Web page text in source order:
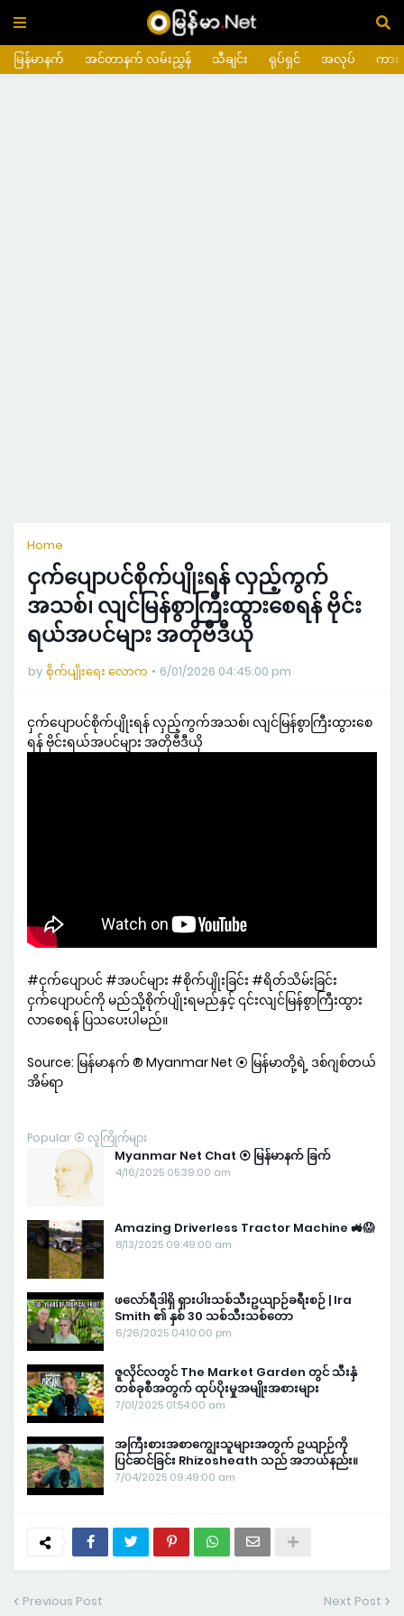
မြန်မာနက် အင်တာနက် လမ်းညွှန် သီချင်း ရုပ်ရှင် အလုပ် ကား
Home
ငှက်ပျောပင်စိုက်ပျိုးရန် လှည့်ကွက်
အသစ်၊ လျင်မြန်စွာကြီးထွားစေရန် ဗိုင်း
ရယ်အပင်များ အတိုဗီဒီယို
by စိုက်ပျိုးရေး လောက 6/01/2026 04:45:00 pm
ငှက်ပျောပင်စိုက်ပျိုးရန် လှည့်ကွက်အသစ်၊ လျင်မြန်စွာကြီးထွားစေ
ရန် ဗိုင်းရယ်အပင်များ အတိုဗီဒီယို
#ငှက်ပျောပင် #အပင်များ #စိုက်ပျိုးခြင်း #ရိတ်သိမ်းခြင်း
ငှက်ပျောပင်ကို မည်သို့စိုက်ပျိုးရမည်နှင့် ၎င်းလျင်မြန်စွာကြီးထွား
လာစေရန် ပြသပေးပါမည်။
Source: မြန်မာနက် ® Myanmar Net ⦿ မြန်မာတို့ရဲ့ ဒစ်ဂျစ်တယ်
အိမ်ရာ
Popular ⦿ လူကြိုက်များ
Myanmar Net Chat ⦿ မြန်မာနက် ခြက်
4/16/2025 05:39:00 am
Amazing Driverless Tractor Machine 🚜😱
8/13/2025 09:49:00 am
ဖလော်ရီဒါရှိ ရှားပါးသစ်သီးဥယျာဉ်ခရီးစဉ် | Ira
Smith ၏ နှစ် 30 သစ်သီးသစ်တော
6/26/2025 04:10:00 pm
ဇူလိုင်လတွင် The Market Garden တွင် သီးနှံ
တစ်ခုစီအတွက် ထုပ်ပိုးမှုအမျိုးအစားများ
7/01/2025 01:54:00 am
အကြီးစားအစာကျွေးသူများအတွက် ဥယျာဉ်ကို
ပြင်ဆင်ခြင်း Rhizosheath သည် အဘယ်နည်း။
7/04/2025 09:49:00 am
Previous Post Next Post